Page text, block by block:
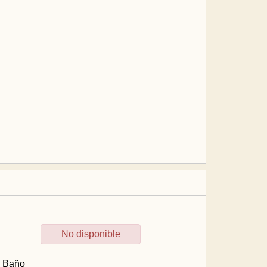
Baño
No disponible